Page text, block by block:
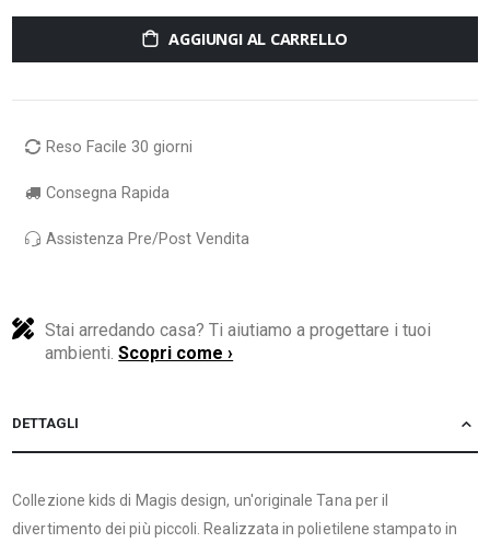
AGGIUNGI AL CARRELLO
Reso Facile 30 giorni
Consegna Rapida
Assistenza Pre/Post Vendita
Stai arredando casa? Ti aiutiamo a progettare i tuoi
ambienti.Scopri come ›
DETTAGLI
Collezione kids di Magis design, un'originale Tana per il
divertimento dei più piccoli. Realizzata in polietilene stampato in